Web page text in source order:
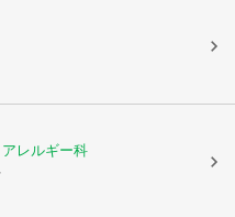
レルギー科